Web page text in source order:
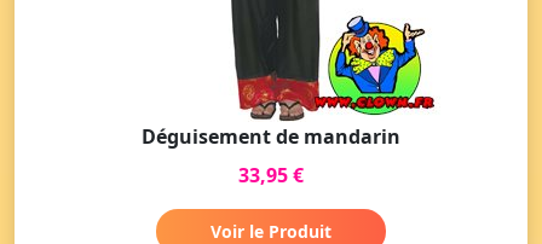
Déguisement de mandarin
33,95 €
Voir le Produit